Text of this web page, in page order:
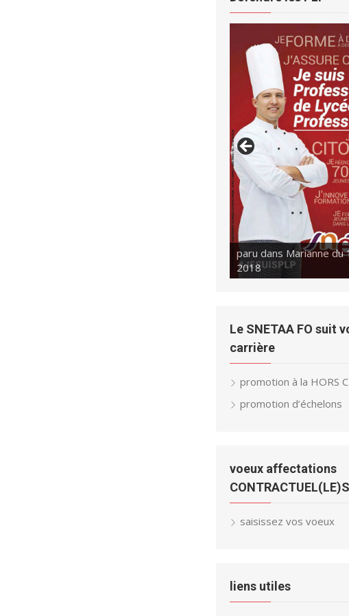
paru dans Marianne du
2018
2018
Le SNETAA FO suit
carrière
promotion à la HORS
promotion d’échelons
voeux affectations
CONTRACTUEL(LE)S
saisissez vos voeux
liens utiles